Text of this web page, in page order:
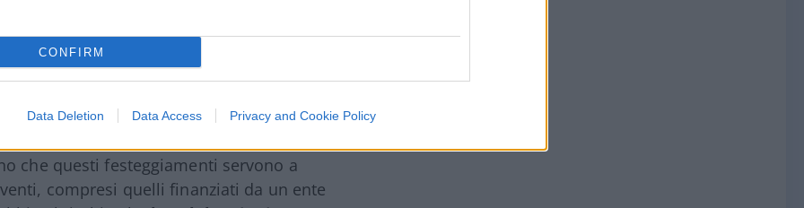
CONFIRM
Data Deletion Data Access Privacy and Cookie Policy
in 3.000 anni, avremo finalmente la pace
il 250mo compleanno degli Stati
che questi festeggiamenti servono a
compresi quelli finanziati da un ente